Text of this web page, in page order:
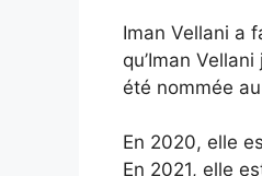
Iman Vellani a
qu’Iman
été nommée
En 2020, elle
En 2021, elle